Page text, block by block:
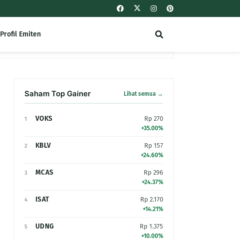
Profil Emiten
Saham Top Gainer Lihat semua →
1 VOKS Rp 270
+35.00%
2 KBLV Rp 157
+24.60%
3 MCAS Rp 296
+24.37%
4 ISAT Rp 2.170
+14.21%
5 UDNG Rp 1.375
+10.00%